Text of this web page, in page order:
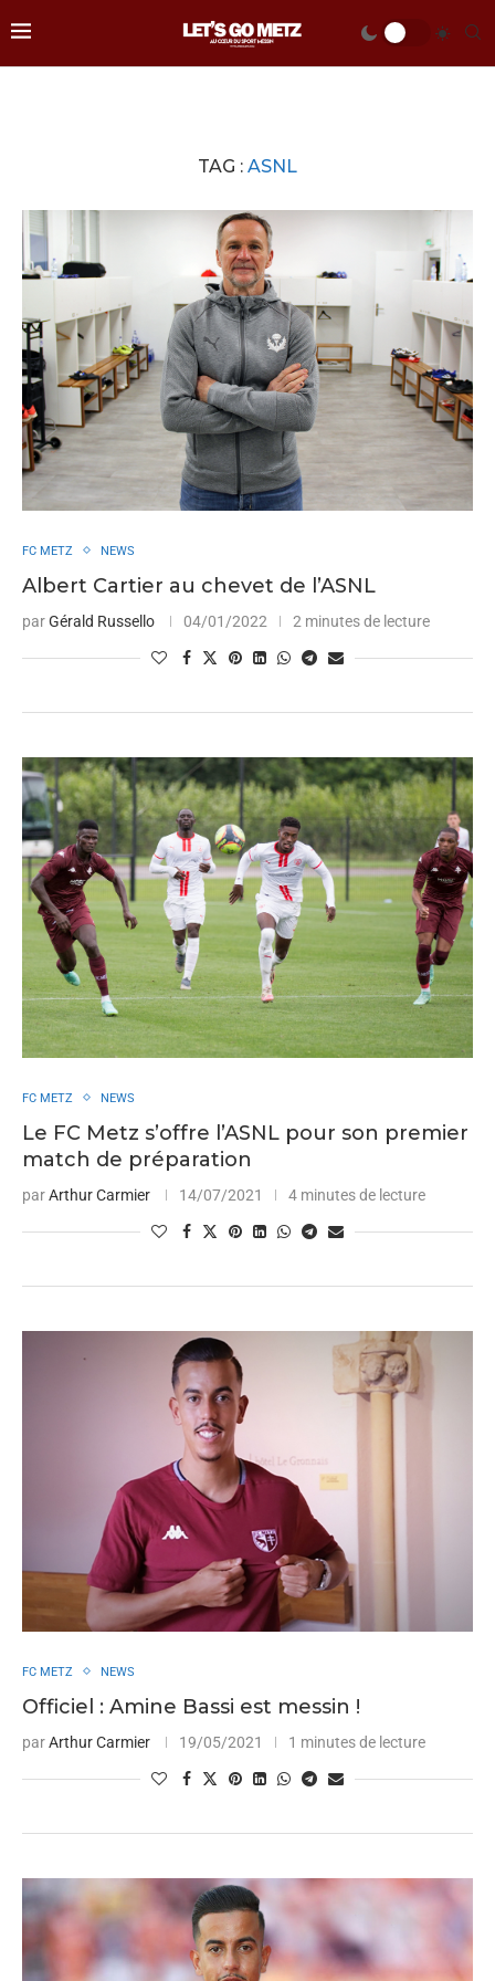
TAG : ASNL
FC METZ NEWS
Albert Cartier au chevet de l’ASNL
parGérald Russello 04/01/2022 2 minutes de lecture
FC METZ NEWS
Le FC Metz s’offre l’ASNL pour son premier
match de préparation
parArthur Carmier 14/07/2021 4 minutes de lecture
FC METZ NEWS
Officiel : Amine Bassi est messin !
parArthur Carmier 19/05/2021 1 minutes de lecture